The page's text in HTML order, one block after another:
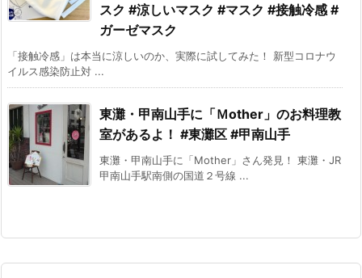
スク #涼しいマスク #マスク #接触冷感 #
ガーゼマスク
「接触冷感」は本当に涼しいのか、実際に試してみた！ 新型コロナウ
イルス感染防止対 ...
東灘・甲南山手に「Ｍother」のお料理教
室があるよ！ #東灘区 #甲南山手
東灘・甲南山手に「Mother」さん発見！ 東灘・JR
甲南山手駅南側の国道２号線 ...